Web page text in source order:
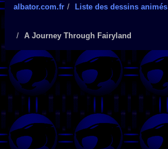
albator.com.fr Liste des dessins animés
A Journey Through Fairyland